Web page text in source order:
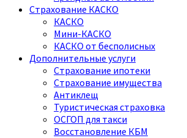
Страхование КАСКО
КАСКО
Мини-КАСКО
КАСКО от бесполисных
Дополнительные услуги
Страхование ипотеки
Страхование имущества
Антиклещ
Туристическая страховка
ОСГОП для такси
Восстановление КБМ